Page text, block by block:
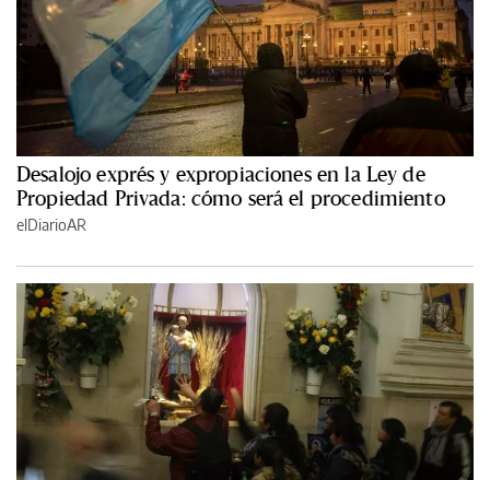
Desalojo exprés y expropiaciones en la Ley de
Propiedad Privada: cómo será el procedimiento
elDiarioAR